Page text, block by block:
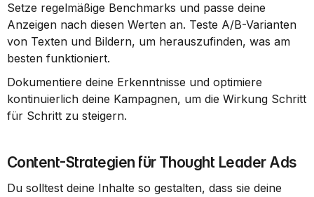
Setze regelmäßige Benchmarks und passe deine
Anzeigen nach diesen Werten an. Teste A/B-Varianten
von Texten und Bildern, um herauszufinden, was am
besten funktioniert.
Dokumentiere deine Erkenntnisse und optimiere
kontinuierlich deine Kampagnen, um die Wirkung Schritt
für Schritt zu steigern.
Content-Strategien für Thought Leader Ads
Du solltest deine Inhalte so gestalten, dass sie deine